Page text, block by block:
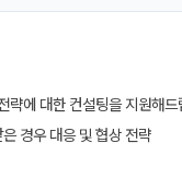
략에 대한 컨설팅을 지원해드
경우 대응 및 협상 전략